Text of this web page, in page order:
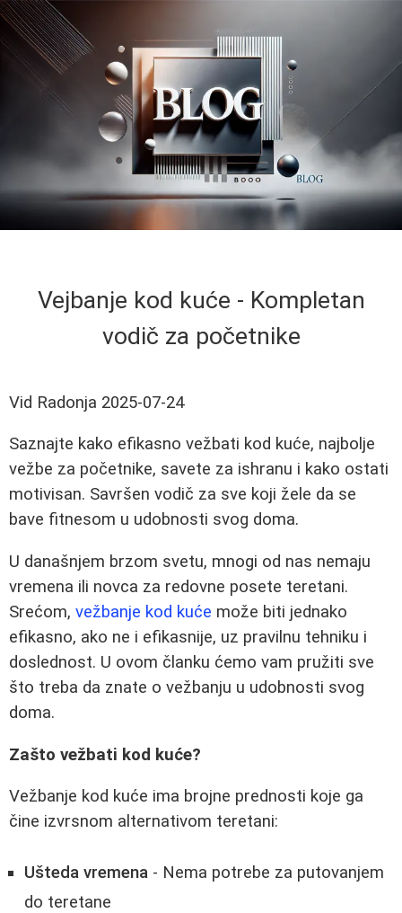
Vejbanje kod kuće - Kompletan
vodič za početnike
Vid Radonja 2025-07-24
Saznajte kako efikasno vežbati kod kuće, najbolje
vežbe za početnike, savete za ishranu i kako ostati
motivisan. Savršen vodič za sve koji žele da se
bave fitnesom u udobnosti svog doma.
U današnjem brzom svetu, mnogi od nas nemaju
vremena ili novca za redovne posete teretani.
Srećom, vežbanje kod kuće može biti jednako
efikasno, ako ne i efikasnije, uz pravilnu tehniku i
doslednost. U ovom članku ćemo vam pružiti sve
što treba da znate o vežbanju u udobnosti svog
doma.
Zašto vežbati kod kuće?
Vežbanje kod kuće ima brojne prednosti koje ga
čine izvrsnom alternativom teretani:
Ušteda vremena - Nema potrebe za putovanjem
do teretane